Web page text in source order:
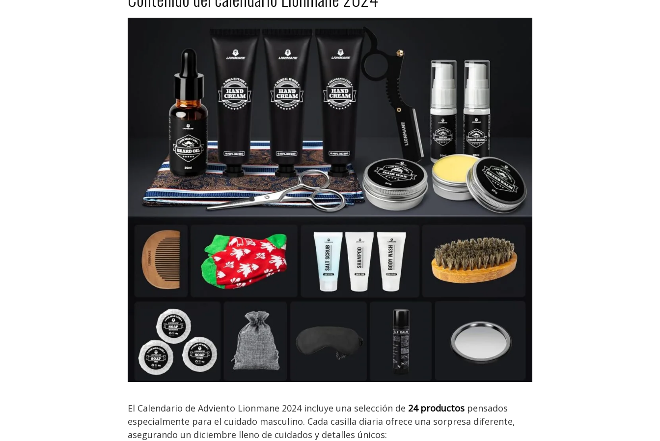
El Calendario de Adviento Lionmane 2024 incluye una selección de 24 productos pensados
especialmente para el cuidado masculino. Cada casilla diaria ofrece una sorpresa diferente,
asegurando un diciembre lleno de cuidados y detalles únicos: